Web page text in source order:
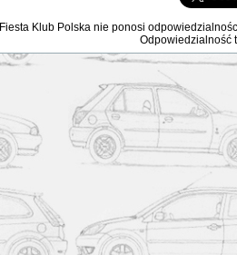
Fiesta Klub Polska nie ponosi
Odpowiedzialność